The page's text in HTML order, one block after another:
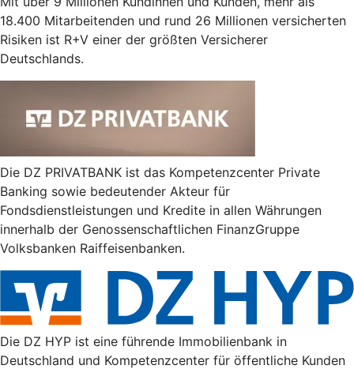
18.400 Mitarbeitenden und rund 26 Millionen versicherten
Risiken ist R+V einer der größten Versicherer
Deutschlands.
Die DZ PRIVATBANK ist das Kompetenzcenter Private
Banking sowie bedeutender Akteur für
Fondsdienstleistungen und Kredite in allen Währungen
innerhalb der Genossenschaftlichen FinanzGruppe
Volksbanken Raiffeisenbanken.
Die DZ HYP ist eine führende Immobilienbank in
Deutschland und Kompetenzcenter für öffentliche Kunden